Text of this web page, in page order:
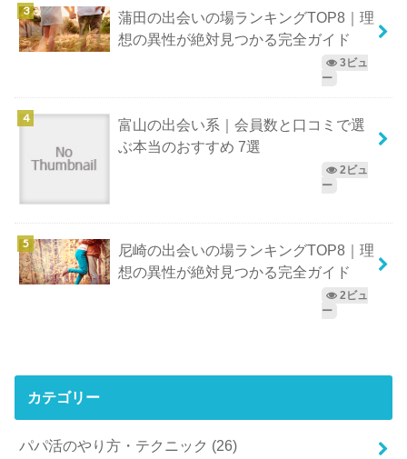
蒲田の出会いの場ランキングTOP8｜理
想の異性が絶対見つかる完全ガイド
3ビュ
ー
富山の出会い系｜会員数と口コミで選
ぶ本当のおすすめ 7選
2ビュ
ー
尼崎の出会いの場ランキングTOP8｜理
想の異性が絶対見つかる完全ガイド
2ビュ
ー
カテゴリー
パパ活のやり方・テクニック (26)